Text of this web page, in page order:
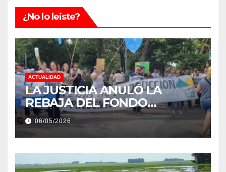
¿No lo leiste?
ACTUALIDAD
LA JUSTICIA ANULÓ LA
REBAJA DEL FONDO
ESTÍMULO A EMPLEADOS DE
PRODUCCIÓN DE LA
PROVINCIA DEL CHACO
06/05/2026